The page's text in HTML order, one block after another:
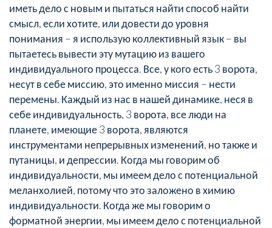
иметь дело с новым и пытаться найти способ найти
смысл, если хотите, или довести до уровня
понимания – я использую коллективный язык – вы
пытаетесь вывести эту мутацию из вашего
индивидуального процесса. Все, у кого есть 3 ворота,
несут в себе миссию, это именно миссия – нести
перемены. Каждый из нас в нашей динамике, неся в
себе индивидуальность, 3 ворота, все люди на
планете, имеющие 3 ворота, являются
инструментами непрерывных изменений, но также и
путаницы, и депрессии. Когда мы говорим об
индивидуальности, мы имеем дело с потенциальной
меланхолией, потому что это заложено в химию
индивидуальности. Когда же мы говорим о
форматной энергии, мы имеем дело с потенциальной